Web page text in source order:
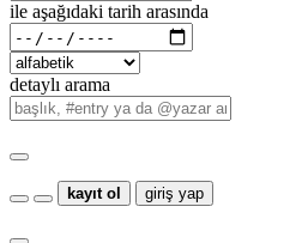
ile aşağıdaki tarih arasında
detaylı arama
kayıt ol giriş yap